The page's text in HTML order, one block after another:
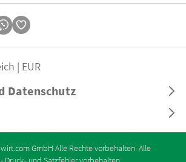
Datenschutz
| EUR
GmbH Alle Rechte vorbehalten. Alle